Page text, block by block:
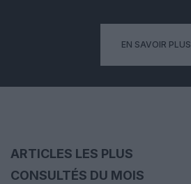
EN SAVOIR PLUS
ARTICLES LES PLUS
CONSULTÉS DU MOIS